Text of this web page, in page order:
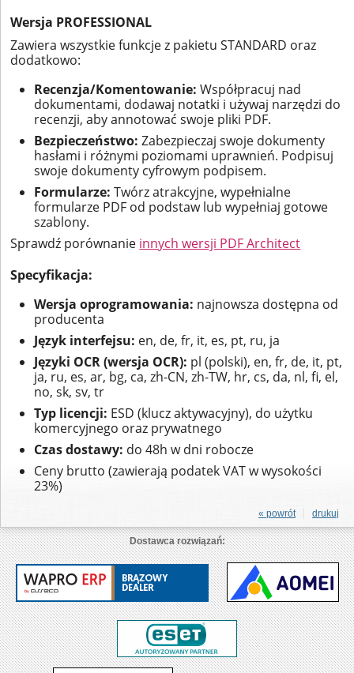
Wersja PROFESSIONAL
Zawiera wszystkie funkcje z pakietu STANDARD oraz
dodatkowo:
Recenzja/Komentowanie: Współpracuj nad
dokumentami, dodawaj notatki i używaj narzędzi do
recenzji, aby annotować swoje pliki PDF.
Bezpieczeństwo: Zabezpieczaj swoje dokumenty
hasłami i różnymi poziomami uprawnień. Podpisuj
swoje dokumenty cyfrowym podpisem.
Formularze: Twórz atrakcyjne, wypełnialne
formularze PDF od podstaw lub wypełniaj gotowe
szablony.
Sprawdź porównanie innych wersji PDF Architect
Specyfikacja:
Wersja oprogramowania: najnowsza dostępna od
producenta
Język interfejsu: en, de, fr, it, es, pt, ru, ja
Języki OCR (wersja OCR): pl (polski), en, fr, de, it, pt,
ja, ru, es, ar, bg, ca, zh-CN, zh-TW, hr, cs, da, nl, fi, el,
no, sk, sv, tr
Typ licencji: ESD (klucz aktywacyjny), do użytku
komercyjnego oraz prywatnego
Czas dostawy: do 48h w dni robocze
Ceny brutto (zawierają podatek VAT w wysokości
23%)
drukuj
« powrót
Dostawca rozwiązań: